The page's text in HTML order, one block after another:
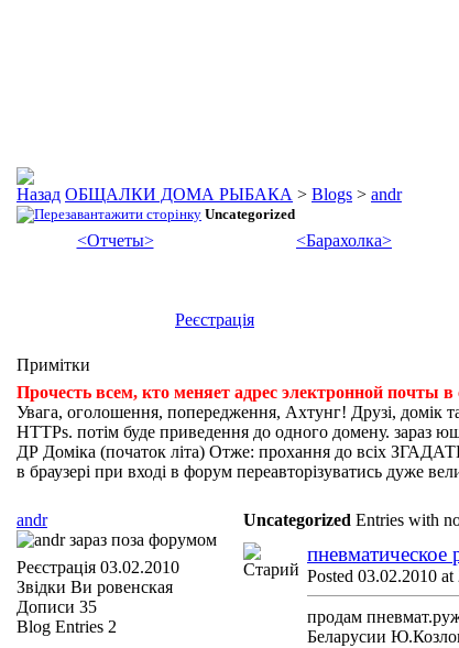
ОБЩАЛКИ ДОМА РЫБАКА > Blogs > andr
Uncategorized
<Отчеты>
<Барахолка>
Реєстрація
Примітки
Прочесть всем, кто меняет адрес электронной почты
Увага, оголошення, попередження, Ахтунг! Друзі, домік
HTTPs. потім буде приведення до одного домену. зараз
ДР Доміка (початок літа) Отже: прохання до всіх
в браузері при вході в форум переавторізуватись дуже
Uncategorized Entries with
Posted 03.02.2010 at
продам
Беларусии
andr
Реєстрація 03.02.2010
Звідки Ви ровенская
Дописи 35
Blog Entries 2